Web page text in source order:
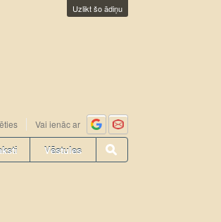
Uzlikt šo ādiņu
Vai ienāc ar
Vēstules